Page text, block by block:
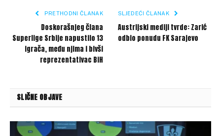
PRETHODNI ČLANAK
Doskorašnjeg člana
Superlige Srbije napustilo 13
igrača, među njima i bivši
reprezentativac BiH
SLJEDEĆI ČLANAK
Austrijski mediji tvrde: Zarić
odbio ponudu FK Sarajevo
SLIČNE OBJAVE